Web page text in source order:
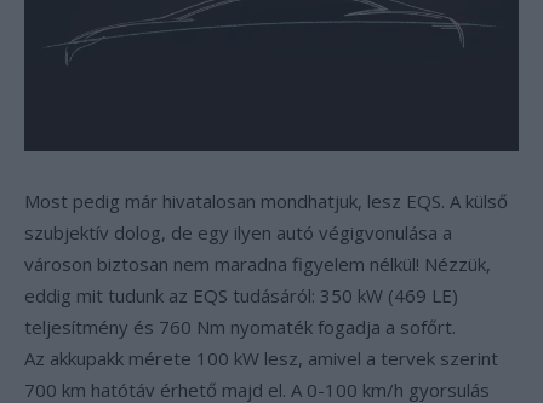
Most pedig már hivatalosan mondhatjuk, lesz EQS. A külső
szubjektív dolog, de egy ilyen autó végigvonulása a
városon biztosan nem maradna figyelem nélkül! Nézzük,
eddig mit tudunk az EQS tudásáról: 350 kW (469 LE)
teljesítmény és 760 Nm nyomaték fogadja a sofőrt.
Az akkupakk mérete 100 kW lesz, amivel a tervek szerint
700 km hatótáv érhető majd el. A 0-100 km/h gyorsulás